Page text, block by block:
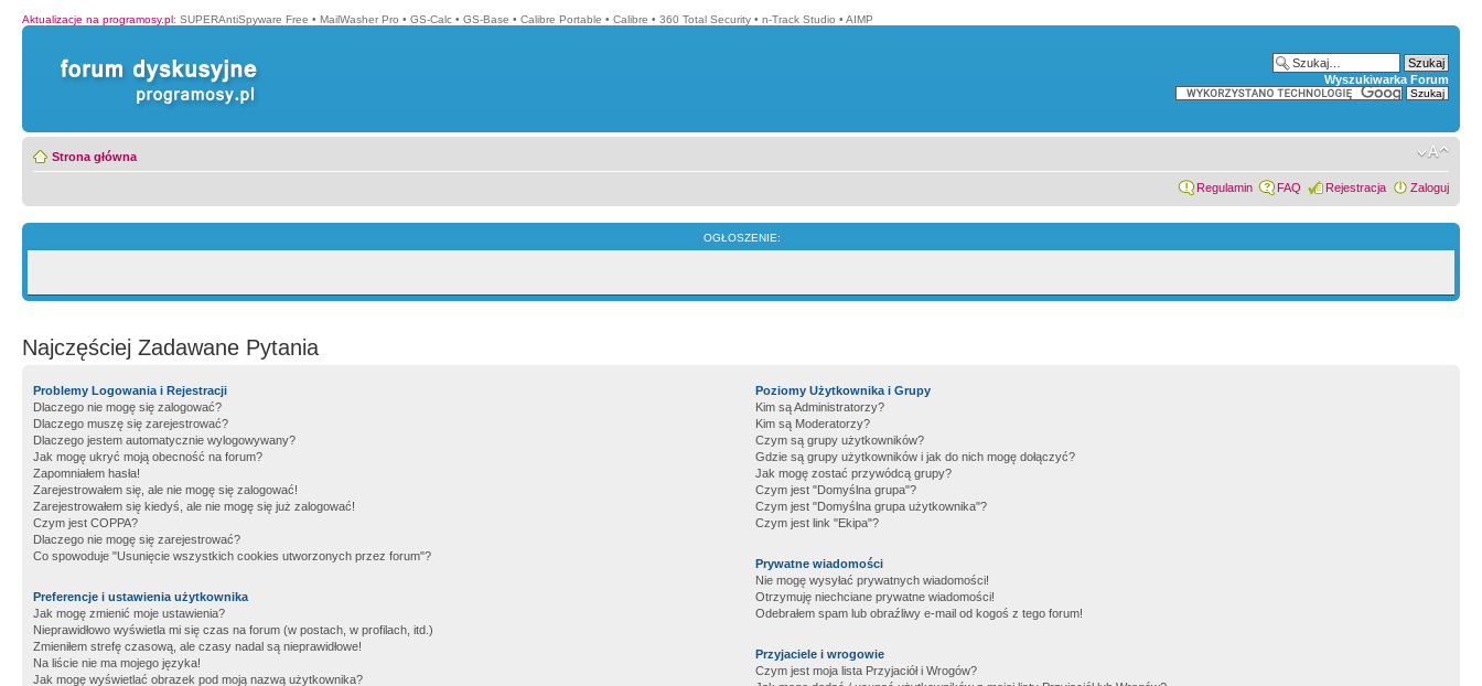
Aktualizacje na programosy.pl: SUPERAntiSpyware Free • MailWasher Pro • GS-Calc • GS-Base • Calibre Portable • Calibre • 360 Total Security • n-Track Studio • AIMP
Wyszukiwarka Forum
Strona główna
Regulamin FAQ Rejestracja Zaloguj
OGŁOSZENIE:
Najczęściej Zadawane Pytania
Problemy Logowania i Rejestracji
Dlaczego nie mogę się zalogować?
Dlaczego muszę się zarejestrować?
Dlaczego jestem automatycznie wylogowywany?
Jak mogę ukryć moją obecność na forum?
Zapomniałem hasła!
Zarejestrowałem się, ale nie mogę się zalogować!
Zarejestrowałem się kiedyś, ale nie mogę się już zalogować!
Czym jest COPPA?
Dlaczego nie mogę się zarejestrować?
Co spowoduje "Usunięcie wszystkich cookies utworzonych przez forum"?
Preferencje i ustawienia użytkownika
Jak mogę zmienić moje ustawienia?
Nieprawidłowo wyświetla mi się czas na forum (w postach, w profilach, itd.)
Zmieniłem strefę czasową, ale czasy nadal są nieprawidłowe!
Na liście nie ma mojego języka!
Jak mogę wyświetlać obrazek pod moją nazwą użytkownika?
Poziomy Użytkownika i Grupy
Kim są Administratorzy?
Kim są Moderatorzy?
Czym są grupy użytkowników?
Gdzie są grupy użytkowników i jak do nich mogę dołączyć?
Jak mogę zostać przywódcą grupy?
Czym jest "Domyślna grupa"?
Czym jest "Domyślna grupa użytkownika"?
Czym jest link "Ekipa"?
Prywatne wiadomości
Nie mogę wysyłać prywatnych wiadomości!
Otrzymuję niechciane prywatne wiadomości!
Odebrałem spam lub obraźliwy e-mail od kogoś z tego forum!
Przyjaciele i wrogowie
Czym jest moja lista Przyjaciół i Wrogów?